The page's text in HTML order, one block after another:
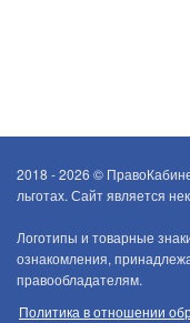
2018 - 2026 ©
льготах. Сайт является
Логотипы и товарные
ознакомления,
правообладателям.
Политика в отношении